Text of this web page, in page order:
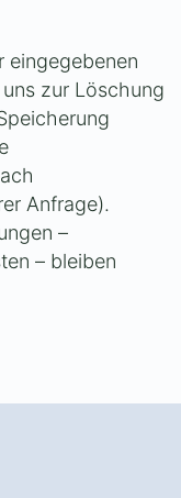
eingegebenen
zur Löschung
Anfrage).
–
– bleiben